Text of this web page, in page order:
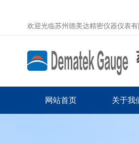
欢迎光临苏州德美达精密仪器仪表有
网站首页 关于我